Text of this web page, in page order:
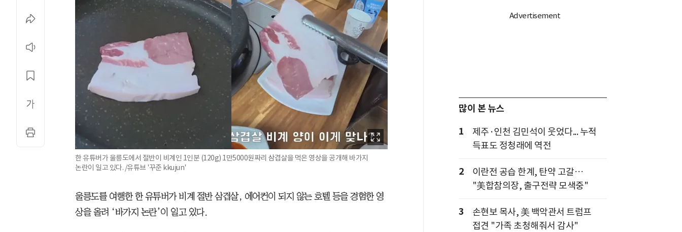
한 유튜버가 울릉도에서 절반이 비계인 1인분 (120g) 1만5000원짜리 삼겹살을 먹은 영상을 공개해 바가지
논란이 일고 있다. /유튜브 '꾸준 kkujun'
울릉도를 여행한 한 유튜버가 비계 절반 삼겹살, 에어컨이 되지 않는 호텔 등을 경험한 영
상을 올려 ‘바가지 논란’이 일고 있다.
많이 본 뉴스
1
제주·인천 김민석이 웃었다... 누적
득표도 정청래에 역전
2
이란전 공습 한계, 탄약 고갈…
"美합참의장, 출구전략 모색중"
3
손현보 목사, 美 백악관서 트럼프
접견 "가족 초청해줘서 감사"